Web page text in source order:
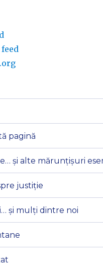
pagină
și alte mărunțișuri
justiție
și mulți dintre noi